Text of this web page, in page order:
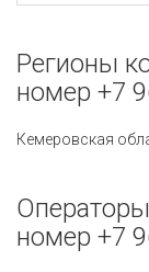
Регионы
номер +7
Кемеровская
номер +7